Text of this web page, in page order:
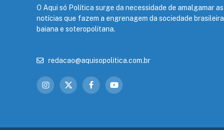
O Aqui só Política surge da necessidade de amalgamar as
notícias que fazem a engrenagem da sociedade brasileira,
baiana e soteropolitana.
redacao@aquisopolitica.com.br
Instagram
X
FacebookYouTube